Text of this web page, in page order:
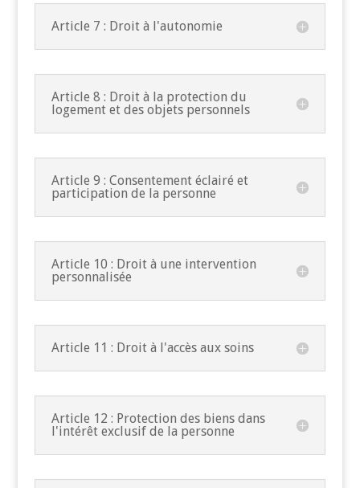
Article 7 : Droit à l'autonomie
Article 8 : Droit à la protection du
logement et des objets personnels
Article 9 : Consentement éclairé et
participation de la personne
Article 10 : Droit à une intervention
personnalisée
Article 11 : Droit à l'accès aux soins
Article 12 : Protection des biens dans
l'intérêt exclusif de la personne